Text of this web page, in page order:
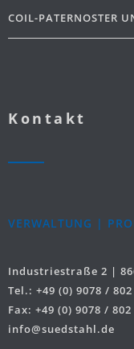
COIL-PATERNOSTER
Kontakt
VERWALTUNG |
Industriestraße 2 |
Tel.: +49 (0) 9078 / 802
Fax: +49 (0) 9078 / 802
info@suedstahl.de